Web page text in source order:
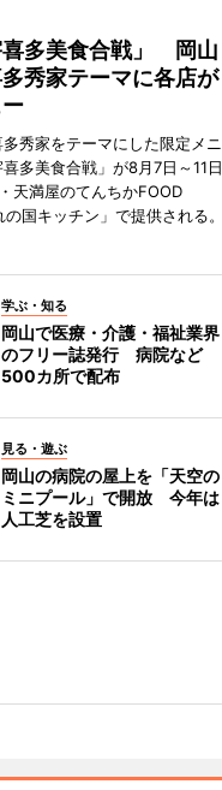
喜多美食合戦」 岡山
秀家テーマに各店が
秀家をテーマにした限定メニ
多美食合戦」が8月7日～11日
天満屋のてんちかFOOD
国キッチン」で提供される。
学ぶ・知る
岡山で医療・介護・福祉業界
のフリー誌発行 病院など
500カ所で配布
見る・遊ぶ
岡山の病院の屋上を「天空の
ミニプール」で開放 今年は
人工芝を設置